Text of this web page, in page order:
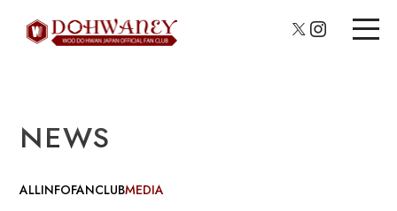
NEWS
ALLINFOFANCLUBMEDIA